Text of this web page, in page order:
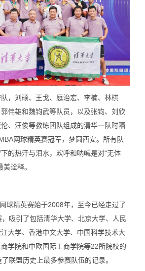
，刘硕、王戈、庭治宏、李楠、林棋
伟雄和魏钧武等队员，以及张钧、刘欣
、汪俊等教练团队组成的清华一队时隔
网球精英赛冠军，梦圆西安。所有队
的热汗与泪水，欢呼和呐喊是对"无体
诠释。
球精英赛始于2008年，至今已经走过了
吸引了包括清华大学、北京大学、人民
大学、香港中文大学、中国科学技术大
学院和中欧国际工商学院等22所院校的
联盟历史上最多参赛队伍的记录。